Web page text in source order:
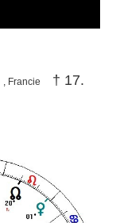
, Francie
† 17.